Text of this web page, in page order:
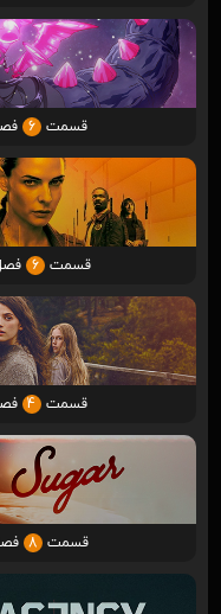
قسمت 6
قسمت 6
قسمت 4
قسمت 8